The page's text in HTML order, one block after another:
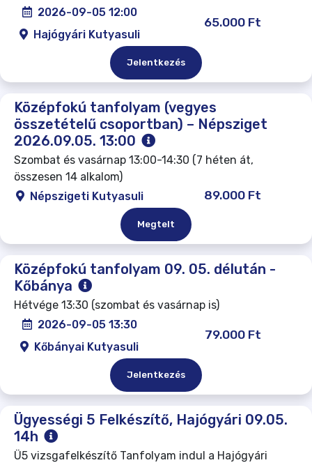
2026-09-05 12:00
Hajógyári Kutyasuli
65.000 Ft
Jelentkezés
Középfokú tanfolyam (vegyes
összetételű csoportban) – Népsziget
2026.09.05. 13:00
Szombat és vasárnap 13:00-14:30 (7 héten át,
összesen 14 alkalom)
Népszigeti Kutyasuli
89.000 Ft
Megtelt
Középfokú tanfolyam 09. 05. délután -
Kőbánya
Hétvége 13:30 (szombat és vasárnap is)
2026-09-05 13:30
Kőbányai Kutyasuli
79.000 Ft
Jelentkezés
Ügyességi 5 Felkészítő, Hajógyári 09.05.
14h
Ü5 vizsgafelkészítő Tanfolyam indul a Hajógyári